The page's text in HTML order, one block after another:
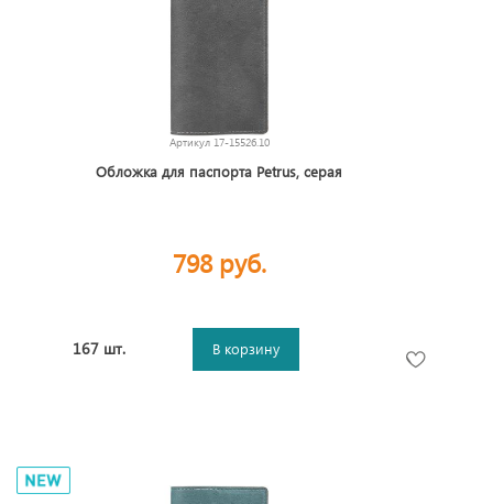
Артикул 17-15526.10
Обложка для паспорта Petrus, серая
798 руб.
167 шт. В корзину